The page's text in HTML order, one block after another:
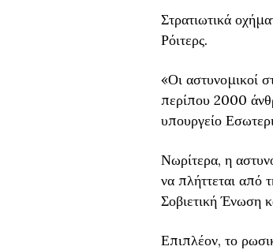
Στρατιωτικά
Ρόιτερς.
«Οι αστυνομικοί
περίπου 2000
υπουργείο
Νωρίτερα, η
να πλήττεται από
Σοβιετική Ένωση
Επιπλέον, το